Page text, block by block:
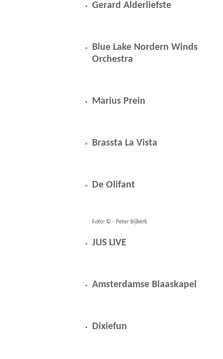
Gerard Alderliefste
Blue Lake Nordern Winds
Orchestra
Marius Prein
Brassta La Vista
De Olifant
Foto: © - Peter Bijkerk
JUS LIVE
Amsterdamse Blaaskapel
Dixiefun